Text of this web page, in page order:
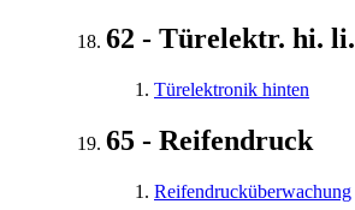
62 - Türelektr. hi. li.
Türelektronik hinten
65 - Reifendruck
Reifendrucküberwachung